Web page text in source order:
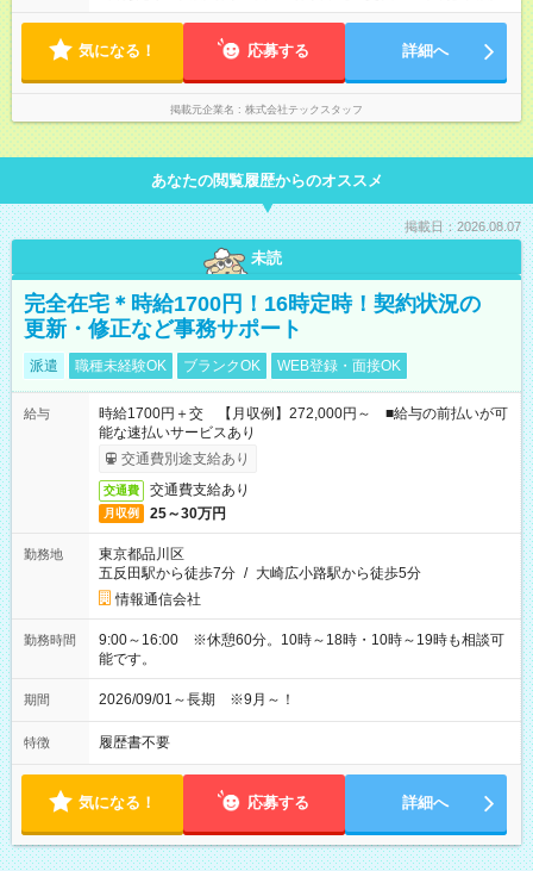
時間 ◆ 11：00～19：00 ◆ 12：00～20：00 ◆ 14：00～22：00
気になる！ 応募する 詳細へ
掲載元企業名 株式会社テックスタッフ
あなたの閲覧履歴からのオススメ
掲載日：2026.08.07
未読
完全在宅＊時給1700円！16時定時！契約状況の
更新・修正など事務サポート
派遣 職種未経験OK ブランクOK WEB登録・面接OK
給与
時給1700円＋交 【月収例】272,000円～ ■給与の前払いが可
能な速払いサービスあり
交通費別途支給あり
交通費 交通費支給あり
月収例 25～30万円
勤務地
東京都品川区
五反田駅から徒歩7分 / 大崎広小路駅から徒歩5分
情報通信会社
勤務時間
9:00～16:00 ※休憩60分。10時～18時・10時～19時も相談可
能です。
期間 2026/09/01～長期 ※9月～！
特徴 履歴書不要
気になる！ 応募する 詳細へ